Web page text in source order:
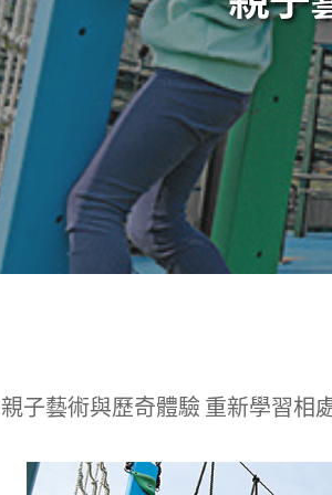
親子藝術與歷奇體驗 重新學習相